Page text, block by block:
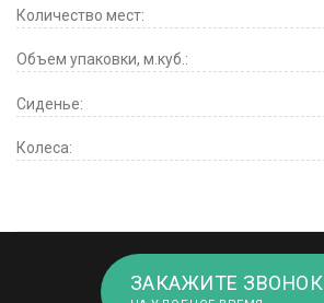
Количество мест:
Объем упаковки, м.куб.:
Сиденье:
Колеса:
ЗАКАЖИТЕ ЗВОНОК